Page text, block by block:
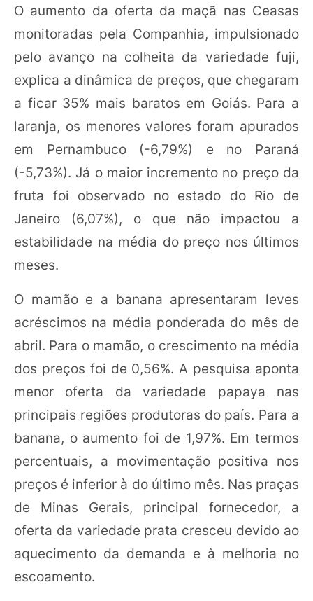
O aumento da oferta da maçã nas Ceasas
monitoradas pela Companhia, impulsionado
pelo avanço na colheita da variedade fuji,
explica a dinâmica de preços, que chegaram
a ficar 35% mais baratos em Goiás. Para a
laranja, os menores valores foram apurados
em Pernambuco (-6,79%) e no Paraná
(-5,73%). Já o maior incremento no preço da
fruta foi observado no estado do Rio de
Janeiro (6,07%), o que não impactou a
estabilidade na média do preço nos últimos
meses.
O mamão e a banana apresentaram leves
acréscimos na média ponderada do mês de
abril. Para o mamão, o crescimento na média
dos preços foi de 0,56%. A pesquisa aponta
menor oferta da variedade papaya nas
principais regiões produtoras do país. Para a
banana, o aumento foi de 1,97%. Em termos
percentuais, a movimentação positiva nos
preços é inferior à do último mês. Nas praças
de Minas Gerais, principal fornecedor, a
oferta da variedade prata cresceu devido ao
aquecimento da demanda e à melhoria no
escoamento.